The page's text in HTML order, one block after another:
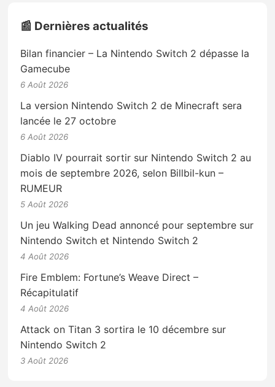
📰 Dernières actualités
Bilan financier – La Nintendo Switch 2 dépasse la
Gamecube
6 Août 2026
La version Nintendo Switch 2 de Minecraft sera
lancée le 27 octobre
6 Août 2026
Diablo IV pourrait sortir sur Nintendo Switch 2 au
mois de septembre 2026, selon Billbil-kun –
RUMEUR
5 Août 2026
Un jeu Walking Dead annoncé pour septembre sur
Nintendo Switch et Nintendo Switch 2
4 Août 2026
Fire Emblem: Fortune’s Weave Direct –
Récapitulatif
4 Août 2026
Attack on Titan 3 sortira le 10 décembre sur
Nintendo Switch 2
3 Août 2026